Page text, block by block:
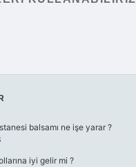
balsamı ne işe yarar ?
iyi gelir mi ?